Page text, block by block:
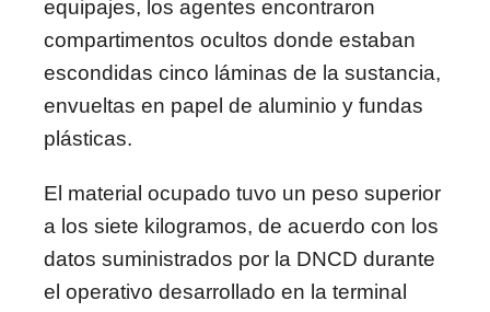
equipajes, los agentes encontraron
compartimentos ocultos donde estaban
escondidas cinco láminas de la sustancia,
envueltas en papel de aluminio y fundas
plásticas.
El material ocupado tuvo un peso superior
a los siete kilogramos, de acuerdo con los
datos suministrados por la DNCD durante
el operativo desarrollado en la terminal